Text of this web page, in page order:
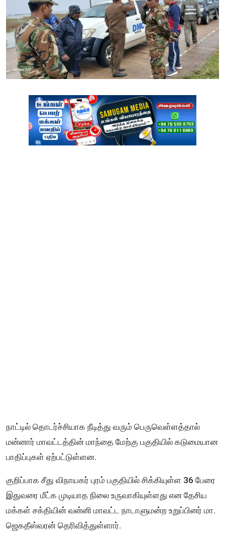
நாட்டில் தொடர்ச்சியாக நீடித்து வரும் பெருவெள்ளத்தால்
மன்னார் மாவட்டத்தின் மாந்தை மேற்கு பகுதியில் கடுமையான
பாதிப்புகள் ஏற்பட்டுள்ளன.
குறிப்பாக சீது விநாயகர் புரம் பகுதியில் சிக்கியுள்ள 36 பேரை
இதுவரை மீட்க முடியாத நிலை உருவாகியுள்ளது என தேசிய
மக்கள் சக்தியின் வன்னி மாவட்ட நாடாளுமன்ற உறுப்பினர் மா.
ஜெகதீஸ்வரன் தெரிவித்துள்ளார்.